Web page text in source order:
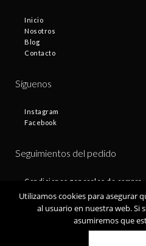
Inicio
Nosotros
Blog
Contacto
Síguenos
Instagram
Facebook
Seguimientos del pedido
Condiciones generales de compra
Plazos de entrega
Política de privacidad
Política de cookies
Utilizamos cookies para asegurar
al usuario en nuestra web. Si
asumiremos que